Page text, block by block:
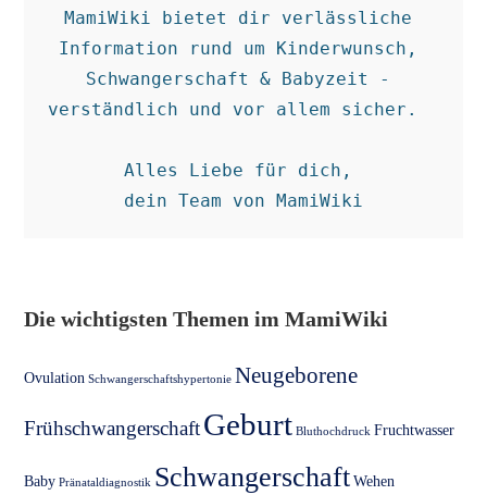
MamiWiki bietet dir verlässliche
Information rund um Kinderwunsch,
Schwangerschaft & Babyzeit -
verständlich und vor allem sicher.
Alles Liebe für dich,
dein Team von MamiWiki
Die wichtigsten Themen im MamiWiki
Ovulation Schwangerschaftshypertonie Neugeborene
FrühschwangerschaftGeburt Bluthochdruck Fruchtwasser
Baby Pränataldiagnostik Schwangerschaft Wehen